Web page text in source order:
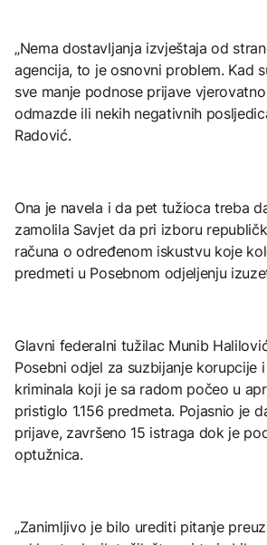
„Nema dostavljanja izvještaja od
agencija, to je osnovni problem. Kad
sve manje podnose prijave
odmazde ili nekih negativnih
Radović.
Ona je navela i da pet tužioca treba
zamolila Savjet da pri izboru
računa o određenom iskustvu koje
predmeti u Posebnom odjeljenju
Glavni federalni tužilac Munib
Posebni odjel za suzbijanje korupcije
kriminala koji je sa radom počeo u
pristiglo 1.156 predmeta. Pojasnio je
prijave, završeno 15 istraga dok je
optužnica.
„Zanimljivo je bilo urediti pitanje